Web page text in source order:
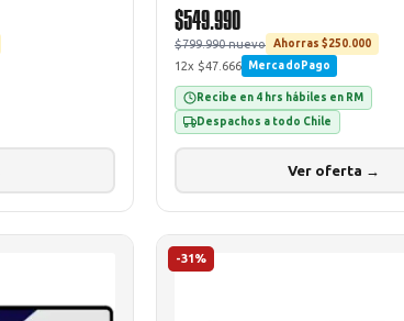
$549.990
$799.990 nuevo Ahorras $250.000
12x $47.666 MercadoPago
Recibe en 4 hrs hábiles en RM
Despachos a todo Chile
Ver oferta →
-31%